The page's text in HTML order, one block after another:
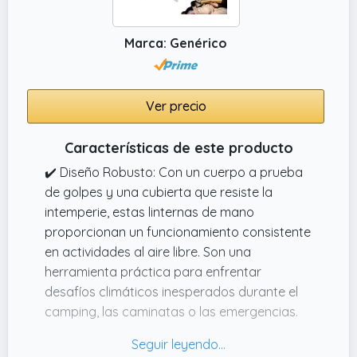
cargarla fácilmente con cualquier fuente de
alimentación USB compatible, mientras que
la luz indicadora proporciona
actualizaciones de estado de carga en
preparado para emergencias o uso diario en
casa o al aire libre
Marca: Genérico
Ver precio
Características de este producto
✔️ Diseño Robusto: Con un cuerpo a prueba
de golpes y una cubierta que resiste la
intemperie, estas linternas de mano
proporcionan un funcionamiento consistente
en actividades al aire libre. Son una
herramienta práctica para enfrentar
desafíos climáticos inesperados durante el
camping, las caminatas o las emergencias.